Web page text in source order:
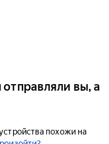
вы, а
похожи на